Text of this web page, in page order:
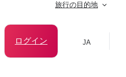
旅行の目的地
ログイン JA